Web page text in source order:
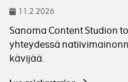
Julkaistu
11.2.2026
Sanoma Content Studion
yhteydessä
kävijää.